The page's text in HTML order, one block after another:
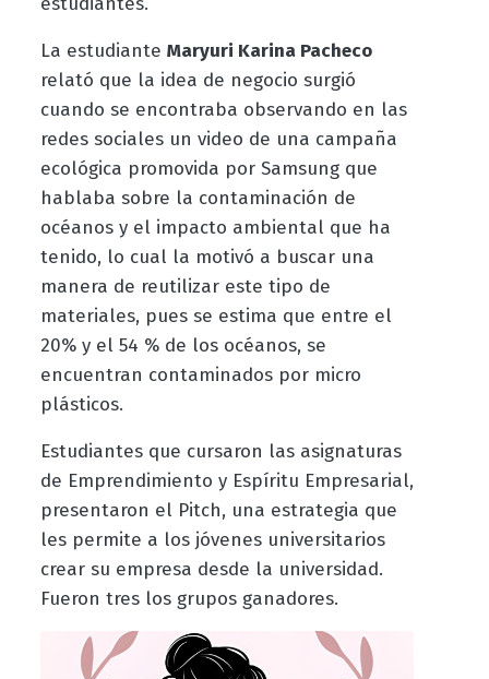
La estudiante Maryuri Karina Pacheco
relató que la idea de negocio surgió
cuando se encontraba observando en las
redes sociales un video de una campaña
ecológica promovida por Samsung que
hablaba sobre la contaminación de
océanos y el impacto ambiental que ha
tenido, lo cual la motivó a buscar una
manera de reutilizar este tipo de
materiales, pues se estima que entre el
20% y el 54 % de los océanos, se
encuentran contaminados por micro
plásticos.
Estudiantes que cursaron las asignaturas
de Emprendimiento y Espíritu Empresarial,
presentaron el Pitch, una estrategia que
les permite a los jóvenes universitarios
crear su empresa desde la universidad.
Fueron tres los grupos ganadores.